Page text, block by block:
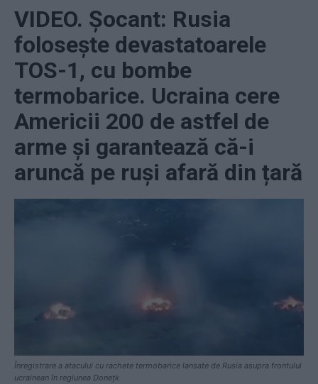
VIDEO. Șocant: Rusia
folosește devastatoarele
TOS-1, cu bombe
termobarice. Ucraina cere
Americii 200 de astfel de
arme și garantează că-i
aruncă pe ruși afară din țară
Înregistrare a atacului cu rachete termobarice lansate de Rusia asupra frontului
ucrainean în regiunea Donețk